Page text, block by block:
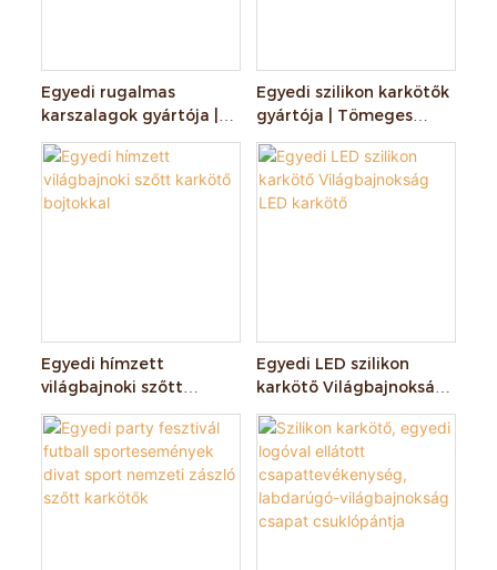
Egyedi rugalmas
karszalagok gyártója |
Szőtt és nyomtatott
rugalmas karszalagok
Egyedi szilikon karkötők
gyártója | Tömeges
nyomtatott gumi
karkötők
Egyedi hímzett
világbajnoki szőtt
karkötő bojtokkal
Egyedi LED szilikon
karkötő Világbajnokság
LED karkötő